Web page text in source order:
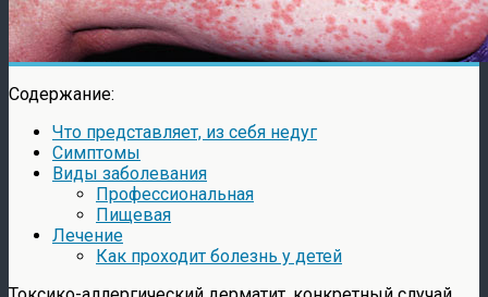
Содержание:
Что представляет, из себя недуг
Симптомы
Виды заболевания
Профессиональная
Пищевая
Лечение
Как проходит болезнь у детей